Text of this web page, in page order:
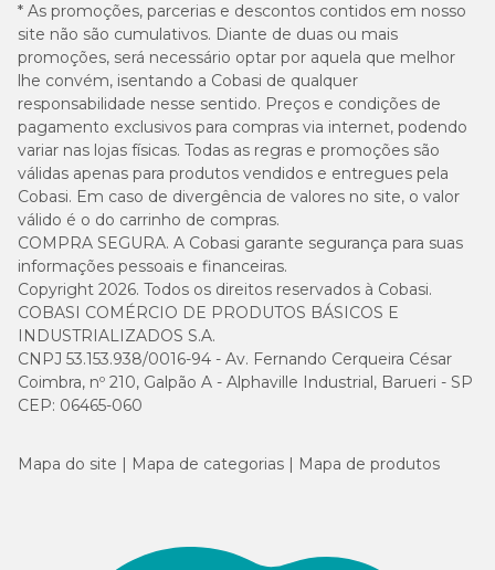
* As promoções, parcerias e descontos contidos em nosso
site não são cumulativos. Diante de duas ou mais
promoções, será necessário optar por aquela que melhor
lhe convém, isentando a Cobasi de qualquer
responsabilidade nesse sentido. Preços e condições de
pagamento exclusivos para compras via internet, podendo
variar nas lojas físicas. Todas as regras e promoções são
válidas apenas para produtos vendidos e entregues pela
Cobasi. Em caso de divergência de valores no site, o valor
válido é o do carrinho de compras.
COMPRA SEGURA. A Cobasi garante segurança para suas
informações pessoais e financeiras.
Copyright 2026. Todos os direitos reservados à Cobasi.
COBASI COMÉRCIO DE PRODUTOS BÁSICOS E
INDUSTRIALIZADOS S.A.
CNPJ 53.153.938/0016-94 - Av. Fernando Cerqueira César
Coimbra, nº 210, Galpão A - Alphaville Industrial, Barueri - SP
CEP: 06465-060
Mapa do site Mapa de categorias Mapa de produtos